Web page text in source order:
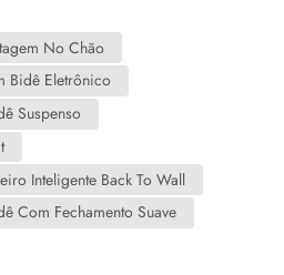
No Chão
Bidê Eletrônico
Suspenso
Inteligente Back To Wall
Com Fechamento Suave